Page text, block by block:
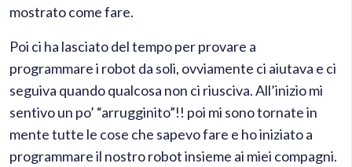
mostrato come fare.
Poi ci ha lasciato del tempo per provare a
programmare i robot da soli, ovviamente ci aiutava e ci
seguiva quando qualcosa non ci riusciva. All’inizio mi
sentivo un po’ “arrugginito”!! poi mi sono tornate in
mente tutte le cose che sapevo fare e ho iniziato a
programmare il nostro robot insieme ai miei compagni.